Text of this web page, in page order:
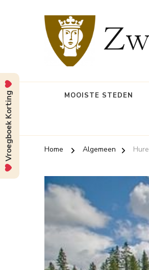
MOOISTE STEDEN
Home Algemeen
Vroegboek Korting